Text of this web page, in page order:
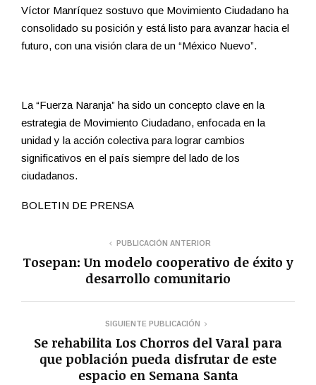
Víctor Manríquez sostuvo que Movimiento Ciudadano ha
consolidado su posición y está listo para avanzar hacia el
futuro, con una visión clara de un “México Nuevo”.
La “Fuerza Naranja” ha sido un concepto clave en la
estrategia de Movimiento Ciudadano, enfocada en la
unidad y la acción colectiva para lograr cambios
significativos en el país siempre del lado de los
ciudadanos.
BOLETIN DE PRENSA
PUBLICACIÓN ANTERIOR
Tosepan: Un modelo cooperativo de éxito y
desarrollo comunitario
SIGUIENTE PUBLICACIÓN
Se rehabilita Los Chorros del Varal para
que población pueda disfrutar de este
espacio en Semana Santa